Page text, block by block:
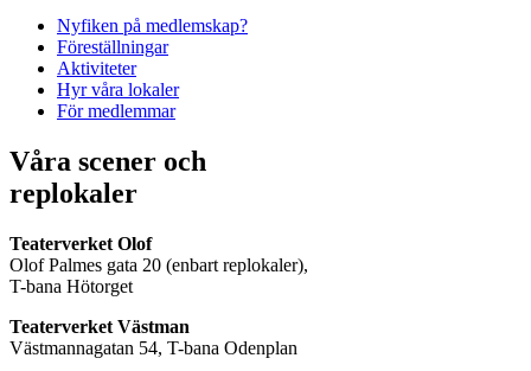
Nyfiken på medlemskap?
Föreställningar
Aktiviteter
Hyr våra lokaler
För medlemmar
Våra scener och
replokaler
Teaterverket Olof
Olof Palmes gata 20 (enbart replokaler),
T-bana Hötorget
Teaterverket Västman
Västmannagatan 54, T-bana Odenplan